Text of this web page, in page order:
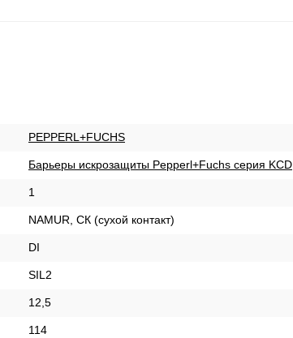
PEPPERL+FUCHS
Барьеры искрозащиты Pepperl+Fuchs серия KCD
1
NAMUR, СК (сухой контакт)
DI
SIL2
12,5
114